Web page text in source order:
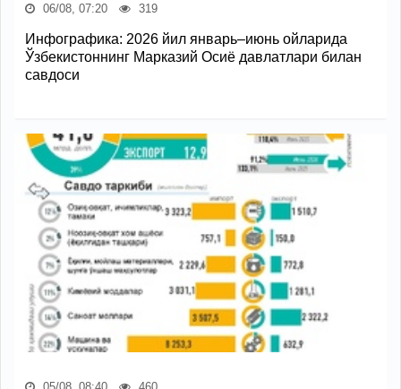
06/08, 07:20 319
Инфографика: 2026 йил январь–июнь ойларида
Ўзбекистоннинг Марказий Осиё давлатлари билан
савдоси